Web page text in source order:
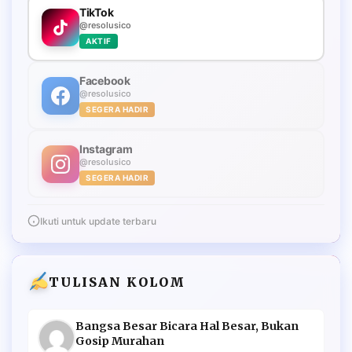
TikTok
@resolusico
AKTIF
Facebook
@resolusico
SEGERA HADIR
Instagram
@resolusico
SEGERA HADIR
Ikuti untuk update terbaru
TULISAN KOLOM
Bangsa Besar Bicara Hal Besar, Bukan
Gosip Murahan